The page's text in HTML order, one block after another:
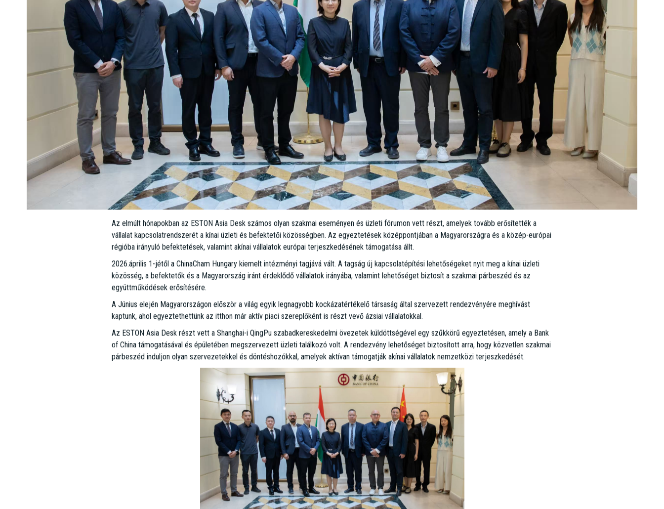
Az elmúlt hónapokban az ESTON Asia Desk számos olyan szakmai eseményen és üzleti fórumon vett részt, amelyek tovább erősítették a
vállalat kapcsolatrendszerét a kínai üzleti és befektetői közösségben. Az egyeztetések középpontjában a Magyarországra és a közép-európai
régióba irányuló befektetések, valamint akínai vállalatok európai terjeszkedésének támogatása állt.
2026.április 1-jétől a ChinaCham Hungary kiemelt intézményi tagjává vált. A tagság új kapcsolatépítési lehetőségeket nyit meg a kínai üzleti
közösség, a befektetők és a Magyarország iránt érdeklődő vállalatok irányába, valamint lehetőséget biztosít a szakmai párbeszéd és az
együttműködések erősítésére.
A Június elején Magyarországon először a világ egyik legnagyobb kockázatértékelő társaság által szervezett rendezvényére meghívást
kaptunk, ahol egyeztethettünk az itthon már aktív piaci szereplőként is részt vevő ázsiai vállalatokkal.
Az ESTON Asia Desk részt vett a Shanghai-i QingPu szabadkereskedelmi övezetek küldöttségével egy szűkkörű egyeztetésen, amely a Bank
of China támogatásával és épületében megszervezett üzleti találkozó volt. A rendezvény lehetőséget biztosított arra, hogy közvetlen szakmai
párbeszéd induljon olyan szervezetekkel és döntéshozókkal, amelyek aktívan támogatják akínai vállalatok nemzetközi terjeszkedését.